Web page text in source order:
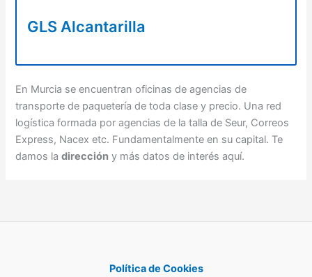
GLS Alcantarilla
En Murcia se encuentran oficinas de agencias de
transporte de paquetería de toda clase y precio. Una red
logística formada por agencias de la talla de Seur, Correos
Express, Nacex etc. Fundamentalmente en su capital. Te
damos ladirección y más datos de interés aquí.
Política de Cookies